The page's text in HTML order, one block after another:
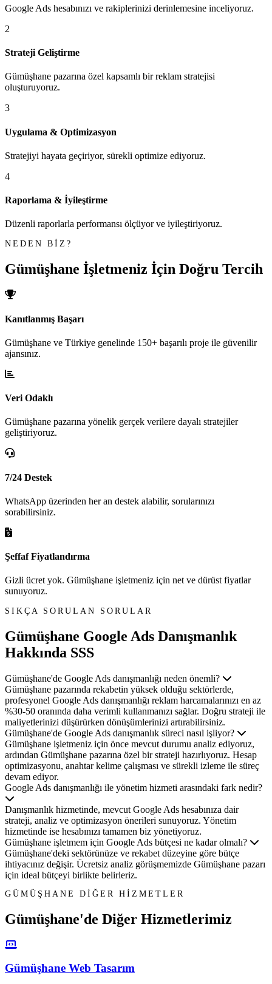
Google Ads hesabınızı ve rakiplerinizi derinlemesine inceliyoruz.
2
Strateji Geliştirme
Gümüşhane pazarına özel kapsamlı bir reklam stratejisi
oluşturuyoruz.
3
Uygulama & Optimizasyon
Stratejiyi hayata geçiriyor, sürekli optimize ediyoruz.
4
Raporlama & İyileştirme
Düzenli raporlarla performansı ölçüyor ve iyileştiriyoruz.
NEDEN BİZ?
Gümüşhane İşletmeniz İçin Doğru Tercih
Kanıtlanmış Başarı
Gümüşhane ve Türkiye genelinde 150+ başarılı proje ile güvenilir
ajansınız.
Veri Odaklı
Gümüşhane pazarına yönelik gerçek verilere dayalı stratejiler
geliştiriyoruz.
7/24 Destek
WhatsApp üzerinden her an destek alabilir, sorularınızı
sorabilirsiniz.
Şeffaf Fiyatlandırma
Gizli ücret yok. Gümüşhane işletmeniz için net ve dürüst fiyatlar
sunuyoruz.
SIKÇA SORULAN SORULAR
Gümüşhane Google Ads Danışmanlık
Hakkında SSS
Gümüşhane'de Google Ads danışmanlığı neden önemli?
Gümüşhane pazarında rekabetin yüksek olduğu sektörlerde,
profesyonel Google Ads danışmanlığı reklam harcamalarınızı en az
%30-50 oranında daha verimli kullanmanızı sağlar. Doğru strateji ile
maliyetlerinizi düşürürken dönüşümlerinizi artırabilirsiniz.
Gümüşhane'de Google Ads danışmanlık süreci nasıl işliyor?
Gümüşhane işletmeniz için önce mevcut durumu analiz ediyoruz,
ardından Gümüşhane pazarına özel bir strateji hazırlıyoruz. Hesap
optimizasyonu, anahtar kelime çalışması ve sürekli izleme ile süreç
devam ediyor.
Google Ads danışmanlığı ile yönetim hizmeti arasındaki fark nedir?
Danışmanlık hizmetinde, mevcut Google Ads hesabınıza dair
strateji, analiz ve optimizasyon önerileri sunuyoruz. Yönetim
hizmetinde ise hesabınızı tamamen biz yönetiyoruz.
Gümüşhane işletmem için Google Ads bütçesi ne kadar olmalı?
Gümüşhane'deki sektörünüze ve rekabet düzeyine göre bütçe
ihtiyacınız değişir. Ücretsiz analiz görüşmemizde Gümüşhane pazarı
için ideal bütçeyi birlikte belirleriz.
GÜMÜŞHANE DİĞER HİZMETLER
Gümüşhane'de Diğer Hizmetlerimiz
Gümüşhane Web Tasarım